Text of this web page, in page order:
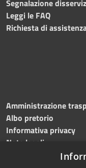
Segnalazione
Leggi le FAQ
Richiesta di
Amministrazione
Albo pretorio
Informativa privacy
Note legali
Dichiarazione di